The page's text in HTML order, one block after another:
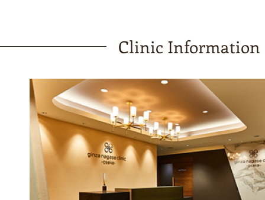
Clinic Information